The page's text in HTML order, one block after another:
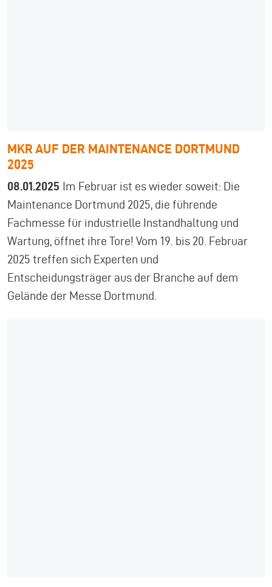
MKR AUF DER MAINTENANCE DORTMUND
2025
08.01.2025 Im Februar ist es wieder soweit: Die
Maintenance Dortmund 2025, die führende
Fachmesse für industrielle Instandhaltung und
Wartung, öffnet ihre Tore! Vom 19. bis 20. Februar
2025 treffen sich Experten und
Entscheidungsträger aus der Branche auf dem
Gelände der Messe Dortmund.